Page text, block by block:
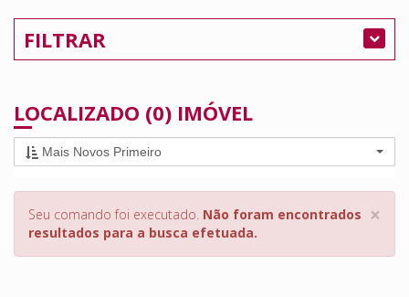
FILTRAR
LOCALIZADO (0) IMÓVEL
Mais Novos Primeiro
×
Seu comando foi executado. Não foram encontrados
resultados para a busca efetuada.